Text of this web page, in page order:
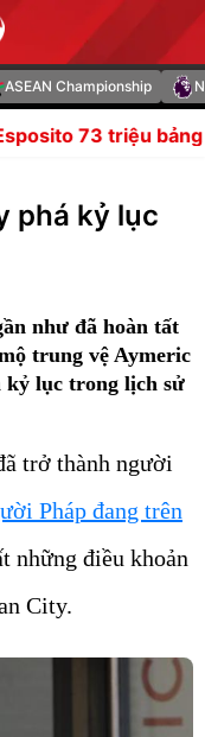
ASEAN Championship
với MU Lãnh
phá kỷ lục
như đã hoàn tất
trung vệ Aymeric
lục trong lịch sử
trở thành người
Pháp đang trên
những điều khoản
City.